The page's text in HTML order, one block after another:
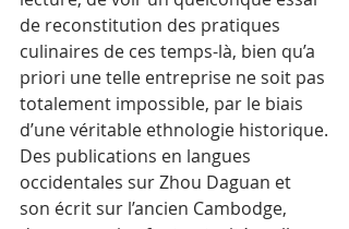
de reconstitution des pratiques
culinaires de ces temps-là, bien qu’a
priori une telle entreprise ne soit pas
totalement impossible, par le biais
d’une véritable ethnologie historique.
Des publications en langues
occidentales sur Zhou Daguan et
son écrit sur l’ancien Cambodge,